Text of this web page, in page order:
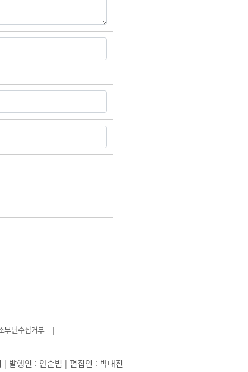
무단수집거부 |
발행인 : 안순범 | 편집인 : 박대진